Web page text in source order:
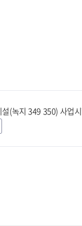
(녹지 349 350) 사업